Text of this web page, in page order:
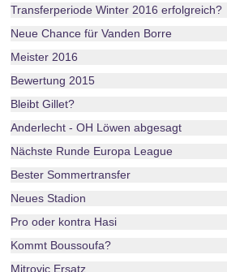
Transferperiode Winter 2016 erfolgreich?
Neue Chance für Vanden Borre
Meister 2016
Bewertung 2015
Bleibt Gillet?
Anderlecht - OH Löwen abgesagt
Nächste Runde Europa League
Bester Sommertransfer
Neues Stadion
Pro oder kontra Hasi
Kommt Boussoufa?
Mitrovic Ersatz